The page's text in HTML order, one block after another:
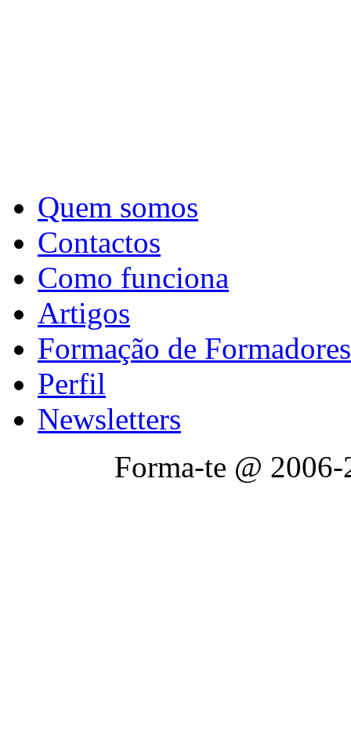
Quem somos
Contactos
Como funciona
Artigos
Formação de Formadores
Perfil
Newsletters
Forma-te @